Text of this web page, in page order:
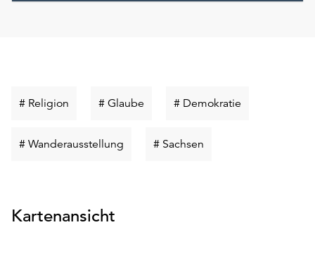
# Religion Schlüsselwort
# Glaube Schlüsselwort
# Demokratie
# Wanderausstellung Schlüsselwort
# Sachsen
Kartenansicht